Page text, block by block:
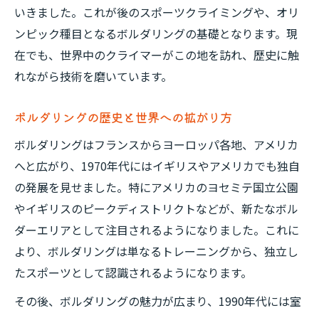
日本選手が強い理由と歴史的背景
現代に息づくボルダリングの魅力と伝承
現代ボルダリングが持つ魅力とは何か
ボルダリングの歴史が今に生きる理由
ボルダリングが人気の理由と伝統の継承
子供から大人まで楽しめるボルダリング
ボルダリングの文化と現代社会への影響
いきました。これが後のスポーツクライミングや、オリ
ンピック種目となるボルダリングの基礎となります。現
在でも、世界中のクライマーがこの地を訪れ、歴史に触
れながら技術を磨いています。
ボルダリングの歴史と世界への拡がり方
ボルダリングはフランスからヨーロッパ各地、アメリカ
へと広がり、1970年代にはイギリスやアメリカでも独自
の発展を見せました。特にアメリカのヨセミテ国立公園
やイギリスのピークディストリクトなどが、新たなボル
ダーエリアとして注目されるようになりました。これに
より、ボルダリングは単なるトレーニングから、独立し
たスポーツとして認識されるようになります。
その後、ボルダリングの魅力が広まり、1990年代には室